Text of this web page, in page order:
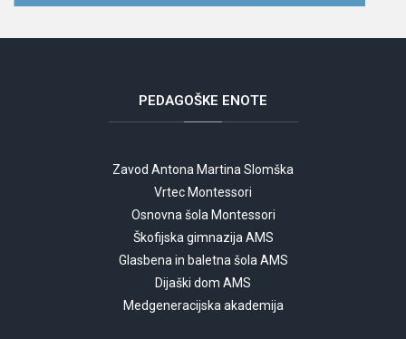
PEDAGOŠKE ENOTE
Zavod Antona Martina Slomška
Vrtec Montessori
Osnovna šola Montessori
Škofijska gimnazija AMS
Glasbena in baletna šola AMS
Dijaški dom AMS
Medgeneracijska akademija